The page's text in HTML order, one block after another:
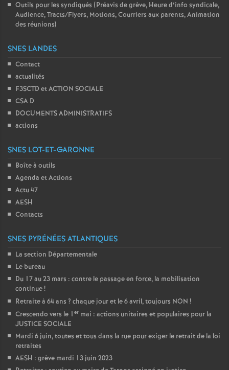
Outils pour les syndiqués (Préavis de grève, Heure d’info syndicale,
Audience, Tracts/Flyers, Motions, Courriers aux parents, Animation
des réunions)
SNES LANDES
Contact
actualités
F3SCTD et ACTION SOCIALE
CSA D
DOCUMENTS ADMINISTRATIFS
actions
SNES LOT-ET-GARONNE
Boîte à outils
Agenda et Actions
Actu 47
AESH
Contacts
SNES PYRÉNÉES ATLANTIQUES
La section Départementale
Le bureau
Du 17 au 23 mars : contre le passage en force, la mobilisation
continue!
Retraite à 64 ans ? chaque jour et le 6 avril, toujours NON !
Crescendo vers le 1 er mai : actions unitaires et populaires pour la
JUSTICE SOCIALE
Mardi 6 juin, toutes et tous dans la rue pour exiger le retrait de la loi
retraites
AESH : grève mardi 13 juin 2023